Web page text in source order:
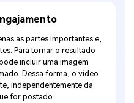
Compartilhamento,
Você sabe que produziu
quando o público começa a
social. Além disso, como o
profissional, você pode
reconhecimento da marca ou